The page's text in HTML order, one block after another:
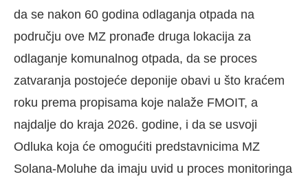
da se nakon 60 godina odlaganja otpada na
području ove MZ pronađe druga lokacija za
odlaganje komunalnog otpada, da se proces
zatvaranja postojeće deponije obavi u što kraćem
roku prema propisama koje nalaže FMOIT, a
najdalje do kraja 2026. godine, i da se usvoji
Odluka koja će omogućiti predstavnicima MZ
Solana-Moluhe da imaju uvid u proces monitoringa